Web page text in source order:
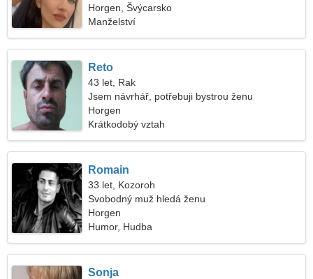
Horgen, Švýcarsko
Manželství
Reto
43 let, Rak
Jsem návrhář, potřebuji bystrou ženu
Horgen
Krátkodobý vztah
Romain
33 let, Kozoroh
Svobodný muž hledá ženu
Horgen
Humor, Hudba
Sonja